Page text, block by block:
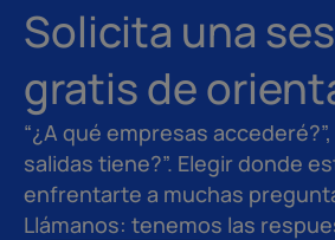
Solicita una
gratis de
“¿A qué empresas accederé?”,
salidas tiene?”. Elegir donde
enfrentarte a muchas
Llámanos: tenemos las